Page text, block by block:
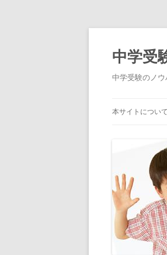
中学
中学受験のノウ
本サイトについて